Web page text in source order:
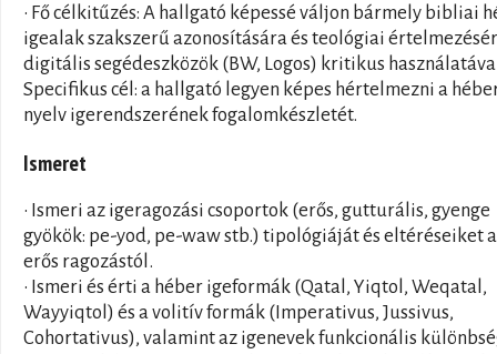
• Fő célkitűzés: A hallgató képessé váljon bármely bibliai
igealak szakszerű azonosítására és teológiai
digitális segédeszközök (BW, Logos) kritikus
Specifikus cél: a hallgató legyen képes hértelmezni a
nyelv igerendszerének fogalomkészletét.
Ismeret
• Ismeri az igeragozási csoportok (erős, gutturális, gyenge
gyökök: pe-yod, pe-waw stb.) tipológiáját és eltéréseiket
erős ragozástól.
• Ismeri és érti a héber igeformák (Qatal, Yiqtol, Weqatal,
Wayyiqtol) és a volitív formák (Imperativus, Jussivus,
Cohortativus), valamint az igenevek funkcionális